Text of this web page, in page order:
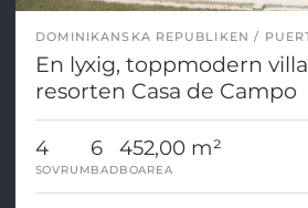
DOMINIKANSKA REPUBLIKEN
En lyxig, toppmodern
resorten Casa de Campo
4
SOVRUM
6
BAD
452,00 m²
BOAREA